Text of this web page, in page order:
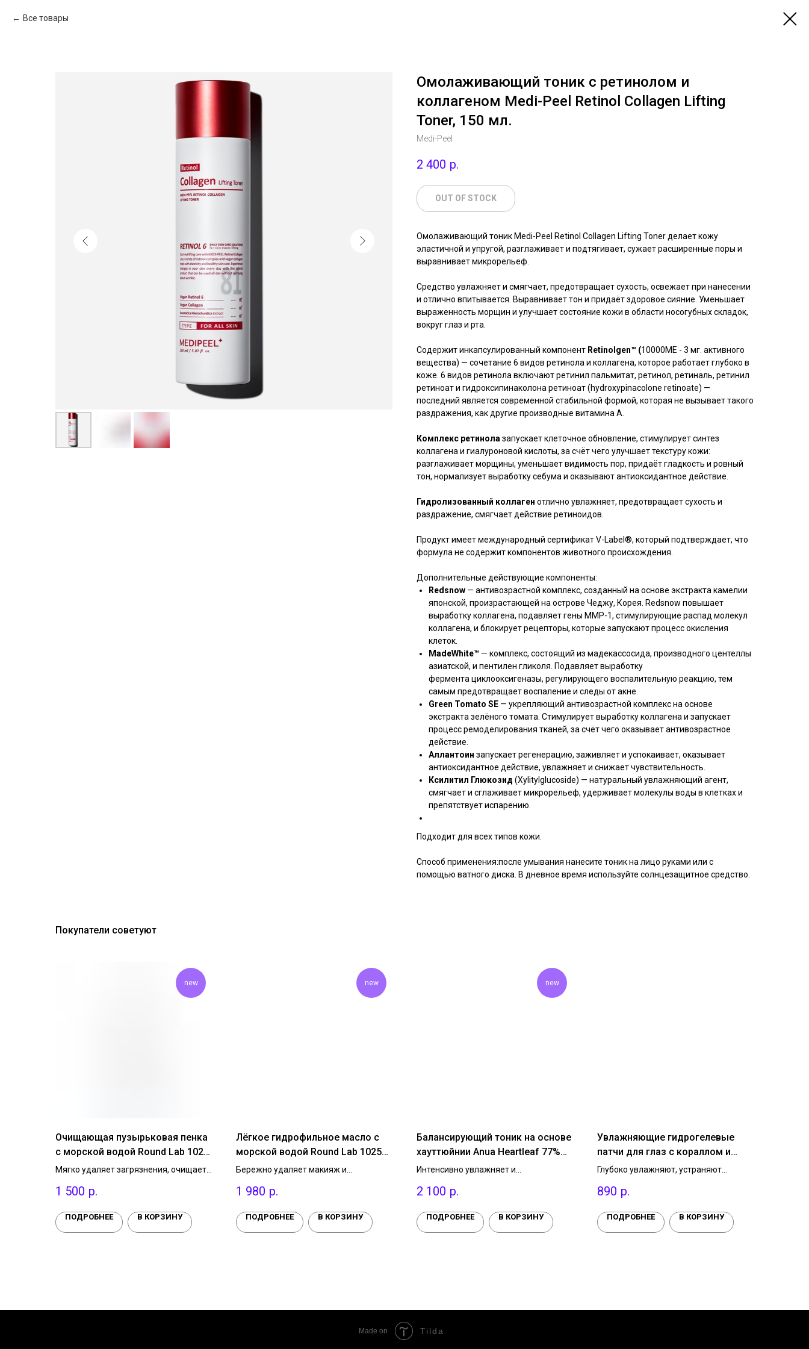
Все товары
Омолаживающий тоник с ретинолом и
коллагеном Medi-Peel Retinol Collagen Lifting
Toner, 150 мл.
Medi-Peel
2 400 р.
OUT OF STOCK
Омолаживающий тоник Medi-Peel Retinol Collagen Lifting Toner делает кожу
эластичной и упругой, разглаживает и подтягивает, сужает расширенные поры и
выравнивает микрорельеф.
Средство увлажняет и смягчает, предотвращает сухость, освежает при нанесении
и отлично впитывается. Выравнивает тон и придаёт здоровое сияние. Уменьшает
выраженность морщин и улучшает состояние кожи в области носогубных складок,
вокруг глаз и рта.
Содержит инкапсулированный компонент Retinolgen™ (10000ME - 3 мг. активного
вещества) — сочетание 6 видов ретинола и коллагена, которое работает глубоко в
коже. 6 видов ретинола включают ретинил пальмитат, ретинол, ретиналь, ретинил
ретиноат и гидроксипинаколона ретиноат (hydroxypinacolone retinoate) —
последний является современной стабильной формой, которая не вызывает такого
раздражения, как другие производные витамина A.
Комплекс ретинолазапускает клеточное обновление, стимулирует синтез
коллагена и гиалуроновой кислоты, за счёт чего улучшает текстуру кожи:
разглаживает морщины, уменьшает видимость пор, придаёт гладкость и ровный
тон, нормализует выработку себума и оказывают антиоксидантное действие.
Гидролизованный коллаген отлично увлажняет, предотвращает сухость и
раздражение, смягчает действие ретиноидов.
Продукт имеет международный сертификат V-Label®, который подтверждает, что
формула не содержит компонентов животного происхождения.
Дополнительные действующие компоненты:
Redsnow — антивозрастной комплекс, созданный на основе экстракта камелии
японской, произрастающей на острове Чеджу, Корея. Redsnow повышает
выработку коллагена, подавляет гены MMP-1, стимулирующие распад молекул
коллагена, и блокирует рецепторы, которые запускают процесс окисления
клеток.
MadeWhite™ — комплекс, состоящий из мадекассосида, производного центеллы
азиатской, и пентилен гликоля. Подавляет выработку
фермента циклооксигеназы, регулирующего воспалительную реакцию, тем
самым предотвращает воспаление и следы от акне.
Green Tomato SE — укрепляющий антивозрастной комплекс на основе
экстракта зелёного томата. Стимулирует выработку коллагена и запускает
процесс ремоделирования тканей, за счёт чего оказывает антивозрастное
действие.
Аллантоин запускает регенерацию, заживляет и успокаивает, оказывает
антиоксидантное действие, увлажняет и снижает чувствительность.
Ксилитил Глюкозид (Xylitylglucoside) — натуральный увлажняющий агент,
смягчает и сглаживает микрорельеф, удерживает молекулы воды в клетках и
препятствует испарению.
Подходит для всех типов кожи.
Способ применения:после умывания нанесите тоник на лицо руками или с
помощью ватного диска. В дневное время используйте солнцезащитное средство.
Покупатели советуют
new
Очищающая пузырьковая пенка
с морской водой Round Lab 1025
Dokdo Bubble Foam, 150 мл.
Мягко удаляет загрязнения, очищает
воспалений и чёрных точек. Содержит
Aczero Complex, 3 вида гиалуроновой
кислоты, пантенол и аллантоин, без
1 500 р.
ПОДРОБНЕЕ В КОРЗИНУ
new
Лёгкое гидрофильное масло с
морской водой Round Lab 1025
Dokdo Cleansing Oil, 200 мл.
Бережно удаляет макияж и
препятствует появлению чёрных
воду и комплекс питательных масел.
Имеет аромат бергамота и шалфея.
1 980 р.
ПОДРОБНЕЕ В КОРЗИНУ
new
Балансирующий тоник на основе
хауттюйнии Anua Heartleaf 77%
Soothing Toner, 250 мл
Интенсивно увлажняет и
противовоспалительным свойством,
ощущение сухости и стянутости после
умывания.
2 100 р.
ПОДРОБНЕЕ В КОРЗИНУ
Увлажняющие гидрогелевые
патчи для глаз с кораллом и
морскими водорослями
eye patch, 60 шт.
Глубоко увлажняют, устраняют
делают кожу вокруг глаз более
глубину морщин и гусиных лапок,
уменьшают мешки под глазами.
890 р.
ПОДРОБНЕЕ В КОРЗИНУ
Made on Tilda